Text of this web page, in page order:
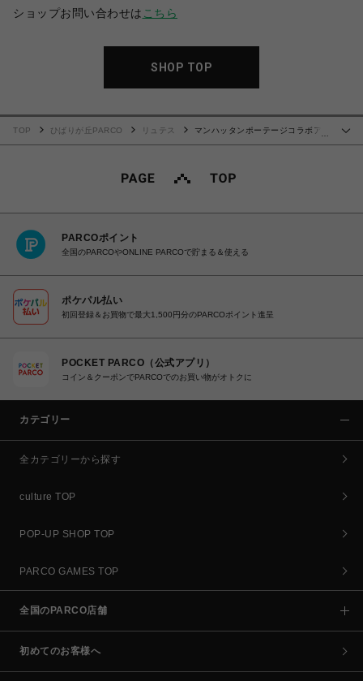
ショップお問い合わせは こちら
SHOP TOP
…
TOP ひばりが丘PARCO リュテス
マンハッタンポーテージコラボアイ
PARCOポイント
全国のPARCOやONLINE PARCOで貯まる＆使える
ポケパル払い
初回登録＆お買物で最大1,500円分のPARCOポイント進呈
POCKET PARCO（公式アプリ）
コイン＆クーポンでPARCOでのお買い物がオトクに
カテゴリー
全カテゴリーから探す
culture TOP
POP-UP SHOP TOP
PARCO GAMES TOP
全国のPARCO店舗
初めてのお客様へ